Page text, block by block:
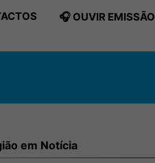
🎧 OUVIR EMISSÃO
em Notícia